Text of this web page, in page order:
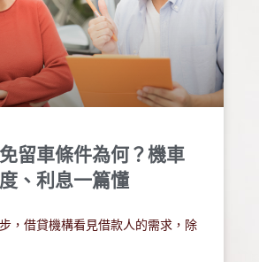
留車條件為何？機車
、利息一篇懂
，借貸機構看見借款人的需求，除